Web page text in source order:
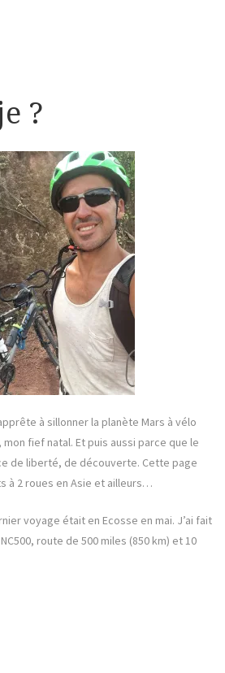
?
à sillonner la planète Mars à vélo
fief natal. Et puis aussi parce que le
de liberté, de découverte. Cette page
à 2 roues en Asie et ailleurs…
voyage était en Ecosse en mai. J’ai fait
route de 500 miles (850 km) et 10